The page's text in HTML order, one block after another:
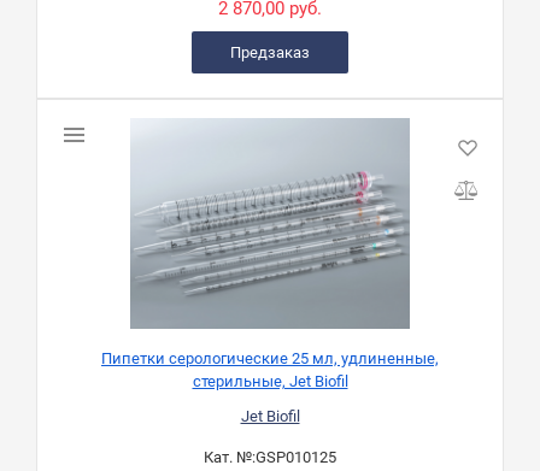
2 870,00 руб.
Предзаказ
Пипетки серологические 25 мл, удлиненные,
стерильные, Jet Biofil
Jet Biofil
Кат. №:GSP010125